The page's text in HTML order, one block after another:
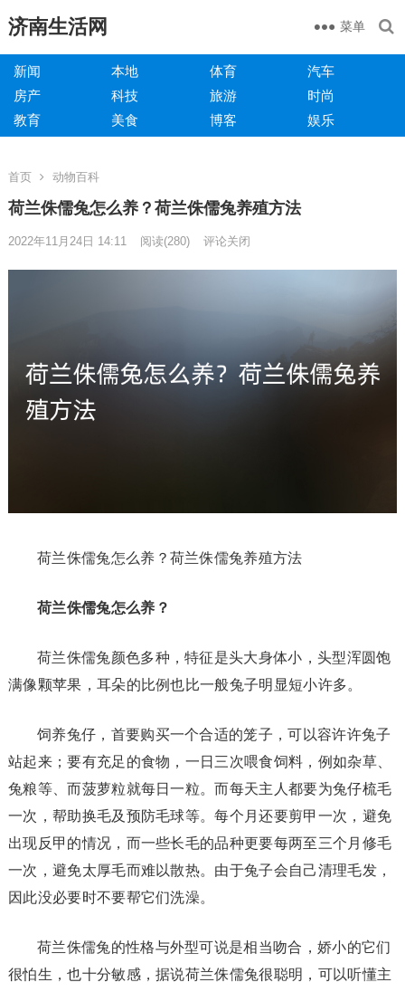
济南生活网 菜单
新闻 本地 体育
汽车
房产
科技 旅游
时尚
教育
美食 博客 娱乐
首页 动物百科
荷兰侏儒兔怎么养？荷兰侏儒兔养殖方法
2022年11月24日 14:11 阅读(280) 评论关闭
荷兰侏儒兔怎么养？荷兰侏儒兔养殖方法
荷兰侏儒兔怎么养？
荷兰侏儒兔颜色多种，特征是头大身体小，头型浑圆饱
满像颗苹果，耳朵的比例也比一般兔子明显短小许多。
饲养兔仔，首要购买一个合适的笼子，可以容许许兔子
站起来；要有充足的食物，一日三次喂食饲料，例如杂草、
兔粮等、而菠萝粒就每日一粒。而每天主人都要为兔仔梳毛
一次，帮助换毛及预防毛球等。每个月还要剪甲一次，避免
出现反甲的情况，而一些长毛的品种更要每两至三个月修毛
一次，避免太厚毛而难以散热。由于兔子会自己清理毛发，
因此没必要时不要帮它们洗澡。
荷兰侏儒兔的性格与外型可说是相当吻合，娇小的它们
很怕生，也十分敏感，据说荷兰侏儒兔很聪明，可以听懂主